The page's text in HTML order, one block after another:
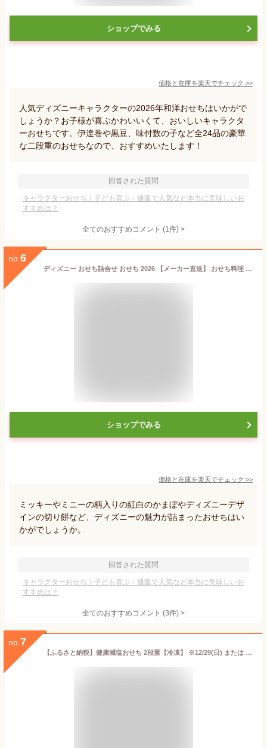
ショップでみる
価格と在庫を楽天でチェック >>
人気ディズニーキャラクターの2026年和洋おせちはいかがで
しょうか？お子様が喜ぶかわいいくて、おいしいキャラクタ
ーおせちです。伊達巻や黒豆、味付数の子など全24品の豪華
な二段重のおせちなので、おすすめいたします！
回答された質問
キャラクターおせち｜子ども喜ぶ・通販で人気など本当に美味しいお
すすめは？
全てのおすすめコメント (1件) >
no. 6
ディズニー おせち詰合せ おせち 2026 【メーカー直送】 おせち料理 キャラクターおせち セット 24品目 二段重 冷蔵 解凍なし ミッキー ミニー 子ども 喜ぶ 和風 洋風 2人前 お節 お正月 新春 年末年始 詰め合わせ 可愛い 蒲鉾 家族 子どもが喜ぶ お祝い 送料無料
ショップでみる
価格と在庫を楽天でチェック >>
ミッキーやミニーの柄入りの紅白のかまぼやディズニーデザ
インの切り餅など、ディズニーの魅力が詰まったおせちはい
かがでしょうか。
回答された質問
キャラクターおせち｜子ども喜ぶ・通販で人気など本当に美味しいお
すすめは？
全てのおすすめコメント (3件) >
no. 7
【ふるさと納税】健康減塩おせち 2段重【冷凍】 ※12/29(日) または 12/30(月) にお届け ※離島への配送不可